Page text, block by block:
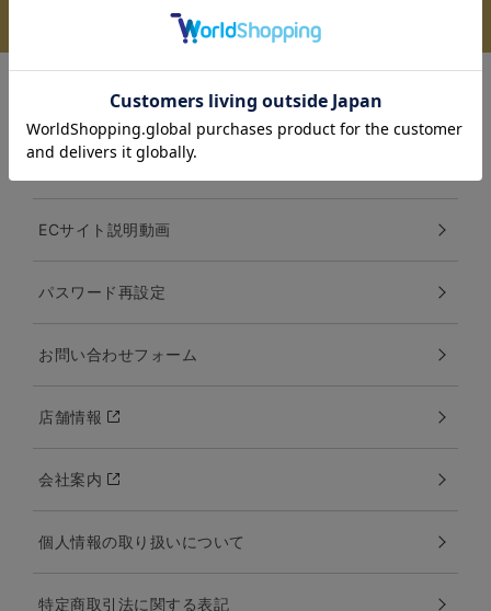
送料 全国一律：550円
11,000円（税込）以上お買上げで送料無料
ご利用ガイド
ECサイト説明動画
パスワード再設定
お問い合わせフォーム
店舗情報
会社案内
個人情報の取り扱いについて
特定商取引法に関する表記